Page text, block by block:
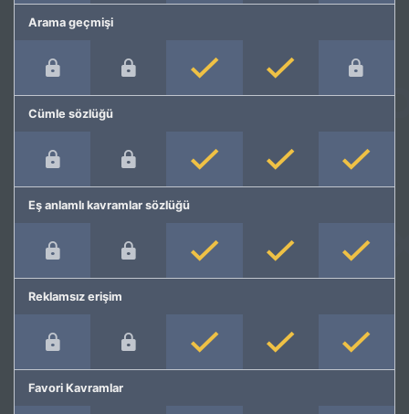
Arama geçmişi
Cümle sözlüğü
Eş anlamlı kavramlar sözlüğü
Reklamsız erişim
Favori Kavramlar